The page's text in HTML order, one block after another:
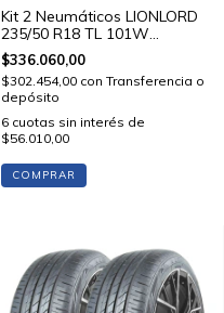
Kit 2 Neumáticos LIONLORD
235/50 R18 TL 101W
HIMOTION U01
$336.060,00
$302.454,00 con Transferencia o
depósito
6 cuotas sin interés de
$56.010,00
COMPRAR